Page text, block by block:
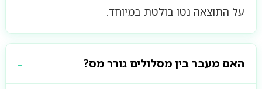
על התוצאה נטו בולטת במיוחד.
האם מעבר בין מסלולים גורר מס?